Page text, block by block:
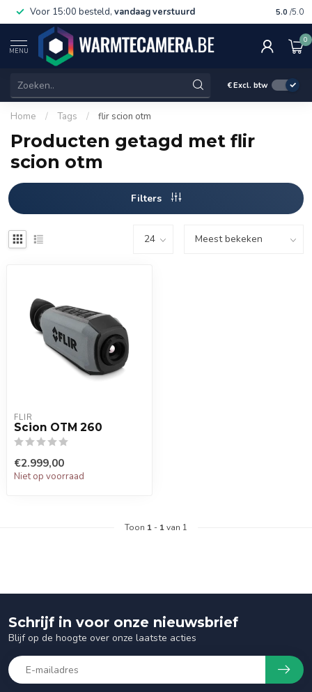
Voor 15:00 besteld, vandaag verstuurd Gratis
5.0 /5.0
MENU
0
€Excl. btw
Home / Tags / flir scion otm
Producten getagd met flir
scion otm
Filters
FLIR
Scion OTM 260
€2.999,00
Niet op voorraad
Toon 1 - 1van 1
Schrijf in voor onze nieuwsbrief
Blijf op de hoogte over onze laatste acties